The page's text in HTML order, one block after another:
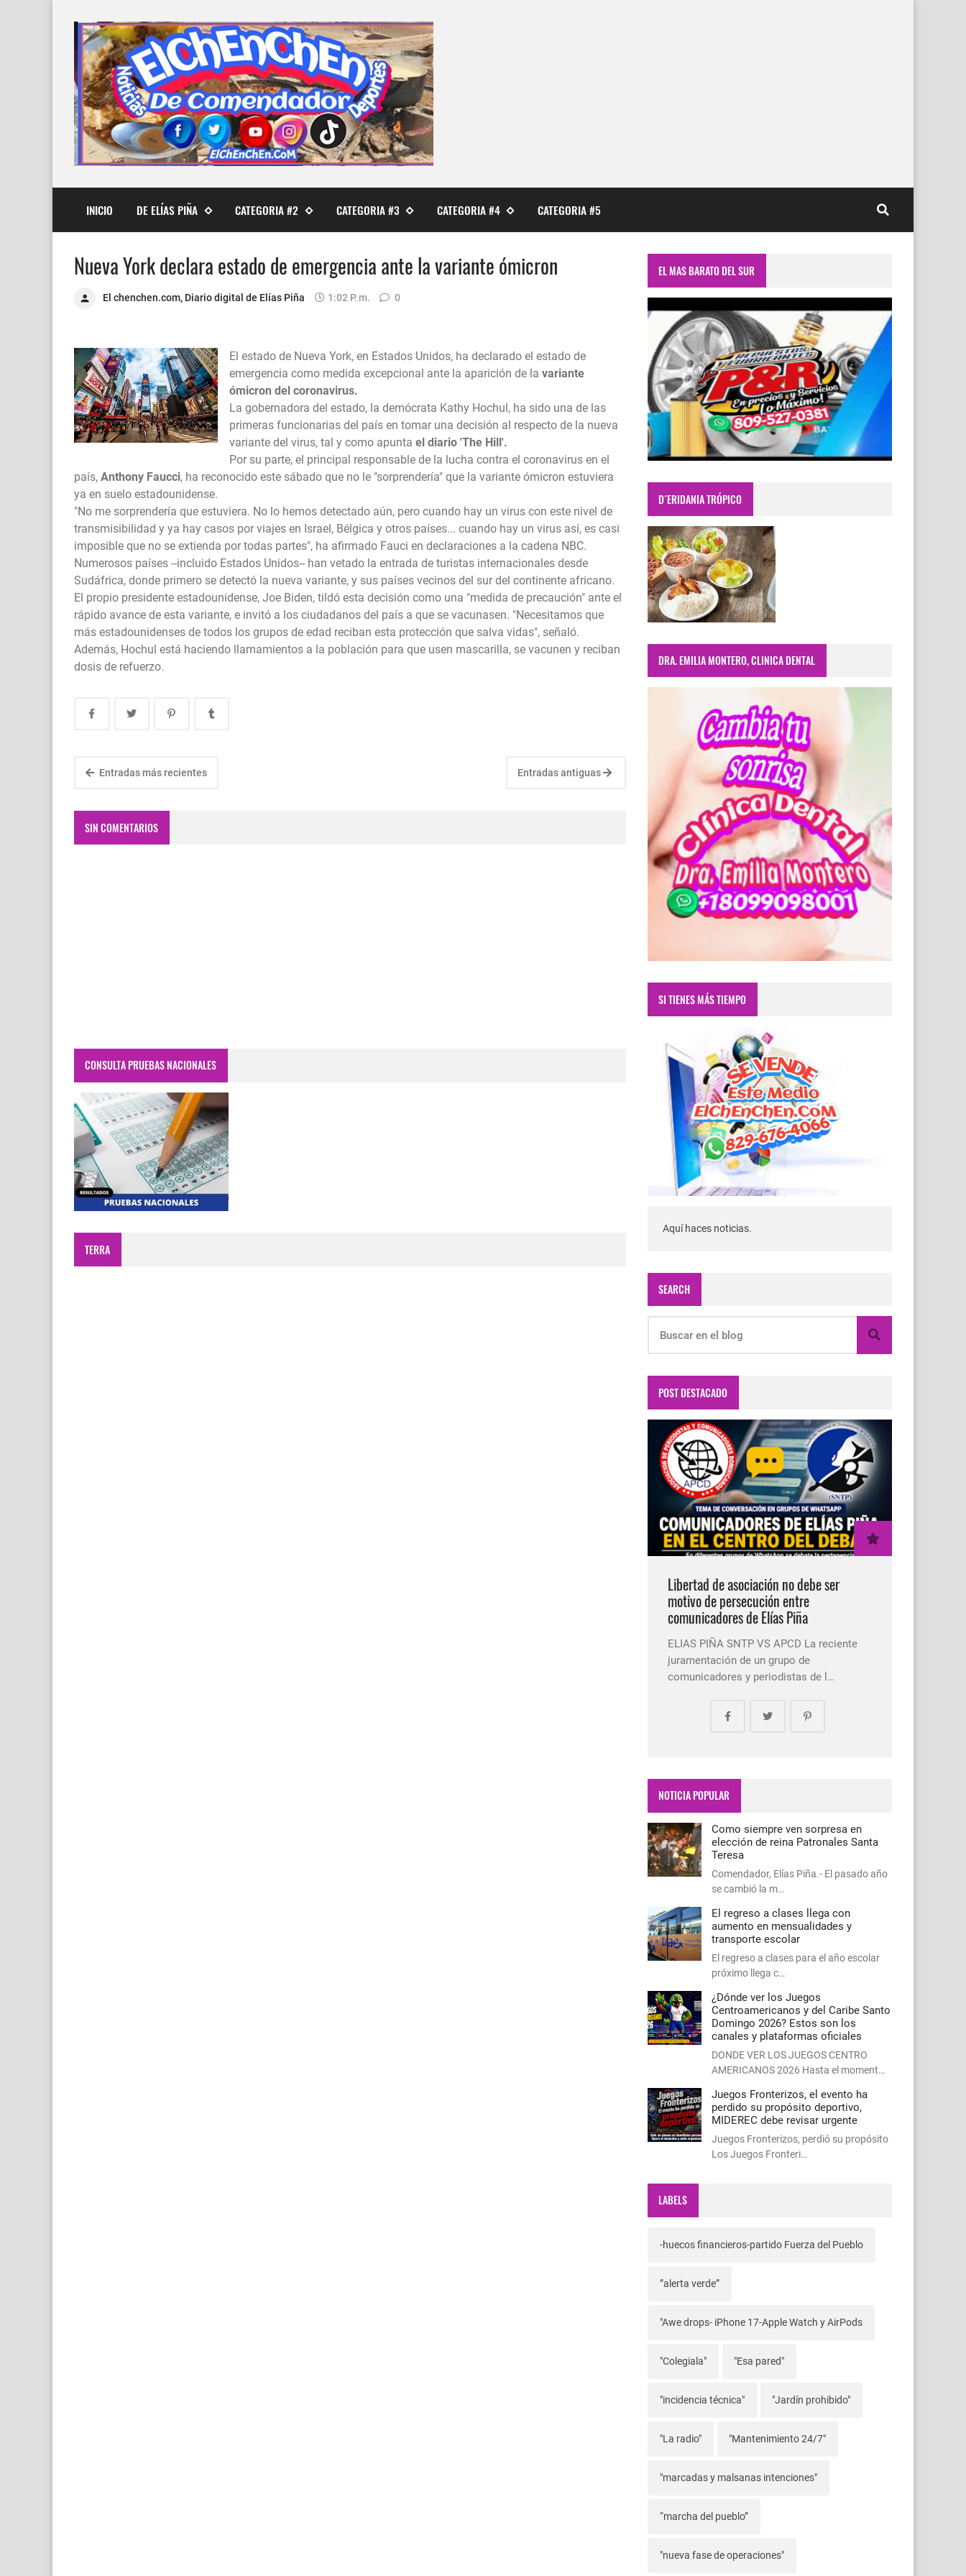
INICIO DE ELÍAS PIÑA CATEGORIA #2 CATEGORIA #3 CATEGORIA #4 CATEGORIA #5
Nueva York declara estado de emergencia ante la variante ómicron
El chenchen.com, Diario digital de Elías Piña 1:02 P. M. 0
El estado de Nueva York, en Estados Unidos, ha declarado el estado de
emergencia como medida excepcional ante la aparición de la variante
ómicron del coronavirus.
La gobernadora del estado, la demócrata Kathy Hochul, ha sido una de las
primeras funcionarias del país en tomar una decisión al respecto de la nueva
variante del virus, tal y como apunta el diario 'The Hill'.
Por su parte, el principal responsable de la lucha contra el coronavirus en el
país, Anthony Faucci, ha reconocido este sábado que no le "sorprendería" que la variante ómicron estuviera
ya en suelo estadounidense.
"No me sorprendería que estuviera. No lo hemos detectado aún, pero cuando hay un virus con este nivel de
transmisibilidad y ya hay casos por viajes en Israel, Bélgica y otros países... cuando hay un virus así, es casi
imposible que no se extienda por todas partes", ha afirmado Fauci en declaraciones a la cadena NBC.
Numerosos países --incluido Estados Unidos-- han vetado la entrada de turistas internacionales desde
Sudáfrica, donde primero se detectó la nueva variante, y sus países vecinos del sur del continente africano.
El propio presidente estadounidense, Joe Biden, tildó esta decisión como una "medida de precaución" ante el
rápido avance de esta variante, e invitó a los ciudadanos del país a que se vacunasen. "Necesitamos que
más estadounidenses de todos los grupos de edad reciban esta protección que salva vidas", señaló.
Además, Hochul está haciendo llamamientos a la población para que usen mascarilla, se vacunen y reciban
dosis de refuerzo.
Entradas más recientes Entradas antiguas
SIN COMENTARIOS
CONSULTA PRUEBAS NACIONALES
TERRA
EL MAS BARATO DEL SUR
D´ERIDANIA TRÓPICO
DRA. EMILIA MONTERO, CLINICA DENTAL
SI TIENES MÁS TIEMPO
Aquí haces noticias.
SEARCH
POST DESTACADO
Libertad de asociación no debe ser
motivo de persecución entre
comunicadores de Elías Piña
ELIAS PIÑA SNTP VS APCD La reciente
juramentación de un grupo de
comunicadores y periodistas de l…
NOTICIA POPULAR
Como siempre ven sorpresa en
elección de reina Patronales Santa
Teresa
Comendador, Elías Piña.- El pasado año
se cambió la m…
El regreso a clases llega con
aumento en mensualidades y
transporte escolar
El regreso a clases para el año escolar
próximo llega c…
¿Dónde ver los Juegos
Centroamericanos y del Caribe Santo
Domingo 2026? Estos son los
canales y plataformas oficiales
DONDE VER LOS JUEGOS CENTRO
AMERICANOS 2026 Hasta el moment…
Juegos Fronterizos, el evento ha
perdido su propósito deportivo,
MIDEREC debe revisar urgente
Juegos Fronterizos, perdió su propósito
Los Juegos Fronteri…
LABELS
-huecos financieros-partido Fuerza del Pueblo
”alerta verde”
"Awe drops- iPhone 17-Apple Watch y AirPods
"Colegiala" "Esa pared"
"incidencia técnica" "Jardín prohibido"
"La radio" "Mantenimiento 24/7"
"marcadas y malsanas intenciones"
“marcha del pueblo”
"nueva fase de operaciones"